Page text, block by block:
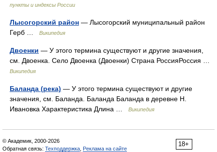
пункты и индексы России
Лысогорский район — Лысогорский муниципальный район
Герб …
Википедия
Двоенки — У этого термина существуют и другие значения,
см. Двоенка. Село Двоенка (Двоенки) Страна РоссияРоссия …
Википедия
Баланда (река) — У этого термина существуют и другие
значения, см. Баланда. Баланда Баланда в деревне Н.
Ивановка Характеристика Длина …
Википедия
18+
© Академик, 2000-2026
Обратная связь: Техподдержка Реклама на сайте